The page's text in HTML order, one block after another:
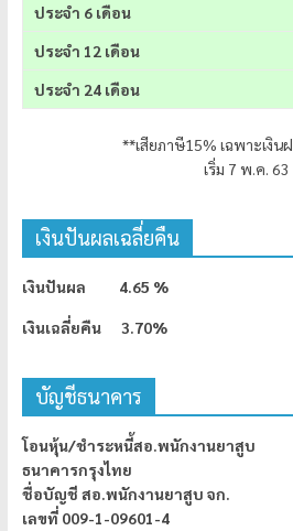
ประจำ 6 เดือน
ประจำ 12 เดือน
ประจำ 24 เดือน
**เสียภาษี15% เฉพาะเงิน
เริ่ม 7 พ.ค. 63
เงินปันผลเฉลี่ยคืน
เงินปันผล 4.65 %
เงินเฉลี่ยคืน 3.70%
บัญชีธนาคาร
โอนหุ้น/ชำระหนี้สอ.พนักงานยาสูบ
ธนาคารกรุงไทย
ชื่อบัญชี สอ.พนักงานยาสูบ จก.
เลขที่ 009-1-09601-4